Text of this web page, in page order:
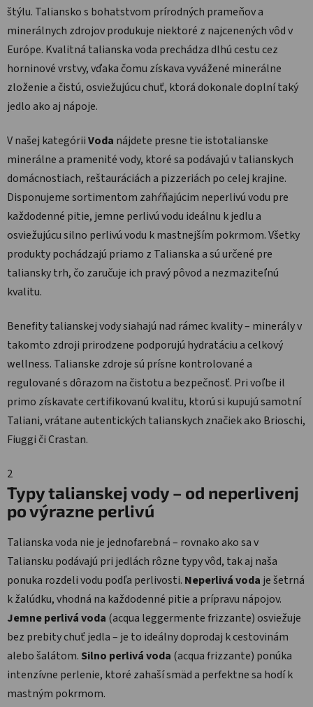
štýlu. Taliansko s bohatstvom prírodných prameňov a
minerálnych zdrojov produkuje niektoré z najcenených vôd v
Európe. Kvalitná talianska voda prechádza dlhú cestu cez
horninové vrstvy, vďaka čomu získava vyvážené minerálne
zloženie a čistú, osviežujúcu chuť, ktorá dokonale doplní taký
jedlo ako aj nápoje.
V našej kategóriiVoda nájdete presne tie istotalianske
minerálne a pramenité vody, ktoré sa podávajú v talianskych
domácnostiach, reštauráciách a pizzeriách po celej krajine.
Disponujeme sortimentom zahŕňajúcim neperlivú vodu pre
každodenné pitie, jemne perlivú vodu ideálnu k jedlu a
osviežujúcu silno perlivú vodu k mastnejším pokrmom. Všetky
produkty pochádzajú priamo z Talianska a sú určené pre
taliansky trh, čo zaručuje ich pravý pôvod a nezmaziteľnú
kvalitu.
Benefity talianskej vody siahajú nad rámec kvality – minerály v
takomto zdroji prirodzene podporujú hydratáciu a celkový
wellness. Talianske zdroje sú prísne kontrolované a
regulované s dôrazom na čistotu a bezpečnosť. Pri voľbe il
primo získavate certifikovanú kvalitu, ktorú si kupujú samotní
Taliani, vrátane autentických talianskych značiek ako Brioschi,
Fiuggi či Crastan.
2
Typy talianskej vody – od neperlivenj
po výrazne perlivú
Talianska voda nie je jednofarebná – rovnako ako sa v
Taliansku podávajú pri jedlách rôzne typy vôd, tak aj naša
ponuka rozdeli vodu podľa perlivosti. Neperlivá voda je šetrná
k žalúdku, vhodná na každodenné pitie a prípravu nápojov.
Jemne perlivá voda (acqua leggermente frizzante) osviežuje
bez prebity chuť jedla – je to ideálny doprodaj k cestovinám
alebo šalátom. Silno perlivá voda (acqua frizzante) ponúka
intenzívne perlenie, ktoré zahaší smäd a perfektne sa hodí k
mastným pokrmom.